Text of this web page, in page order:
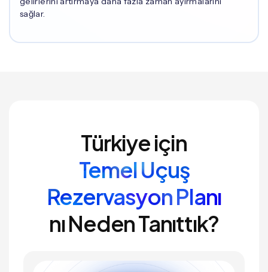
sağlar.
Türkiye için
Temel Uçuş
Rezervasyon Planı
nı Neden Tanıttık?